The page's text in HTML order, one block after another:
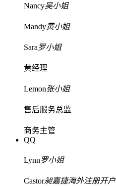
Nancy吴小姐
Mandy黄小姐
Sara罗小姐
黄经理
Lemon张小姐
售后服务总监
商务主管
QQ
Lynn罗小姐
Castor昶嘉捷海外注册开户